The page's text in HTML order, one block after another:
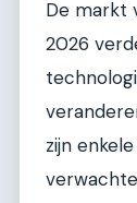
De markt
2026
zijn